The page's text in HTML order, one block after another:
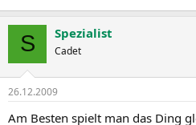
S Spezialist
Cadet
26.12.2009
Am Besten spielt man das Ding